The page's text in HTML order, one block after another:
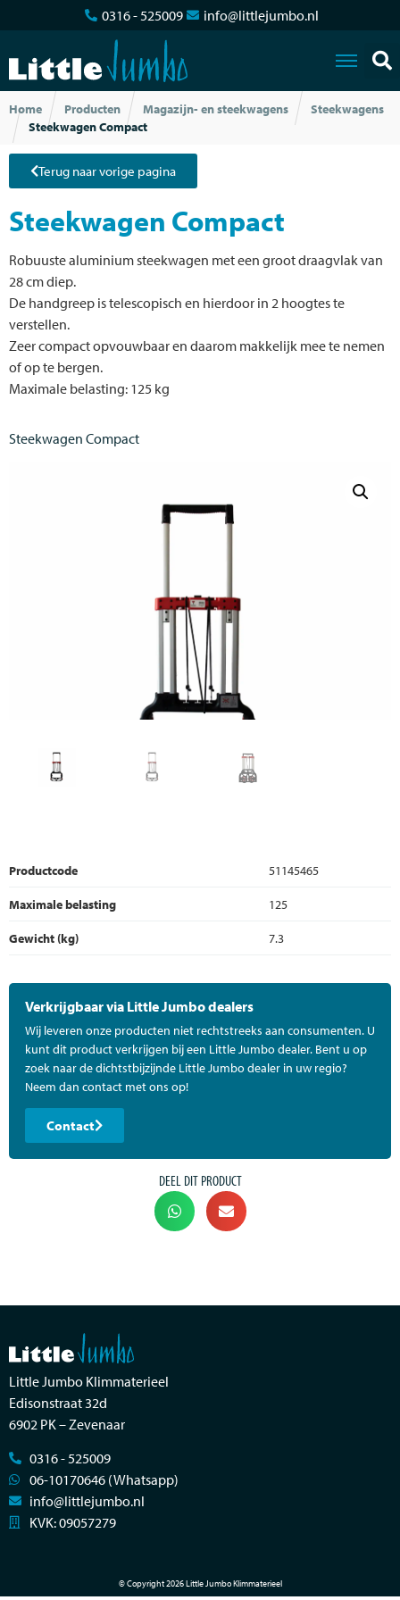
0316 - 525009 info@littlejumbo.nl
Home Producten Magazijn- en steekwagens
Steekwagens
Steekwagen Compact
Terug naar vorige pagina
Steekwagen Compact
Robuuste aluminium steekwagen met een groot draagvlak van
28 cm diep.
De handgreep is telescopisch en hierdoor in 2 hoogtes te
verstellen.
Zeer compact opvouwbaar en daarom makkelijk mee te nemen
of op te bergen.
Maximale belasting: 125 kg
Steekwagen Compact
Productcode
51145465
Maximale belasting
125
Gewicht (kg)
7.3
Verkrijgbaar via Little Jumbo dealers
Wij leveren onze producten niet rechtstreeks aan consumenten. U
kunt dit product verkrijgen bij een Little Jumbo dealer. Bent u op
zoek naar de dichtstbijzijnde Little Jumbo dealer in uw regio?
Neem dan contact met ons op!
Contact
DEEL DIT PRODUCT
Little Jumbo Klimmaterieel
Edisonstraat 32d
6902 PK – Zevenaar
0316 - 525009
06-10170646 (Whatsapp)
info@littlejumbo.nl
KVK: 09057279
© Copyright 2026 Little Jumbo Klimmaterieel